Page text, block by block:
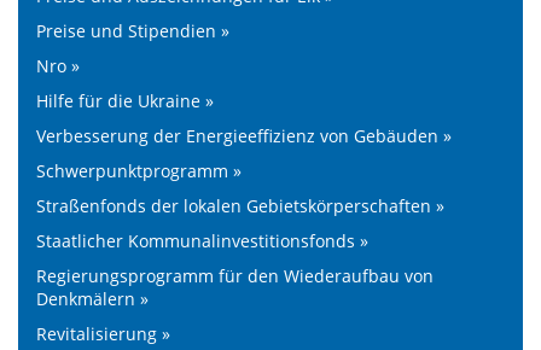
Preise und Stipendien »
Nro »
Hilfe für die Ukraine »
Verbesserung der Energieeffizienz von Gebäuden »
Schwerpunktprogramm »
Straßenfonds der lokalen Gebietskörperschaften »
Staatlicher Kommunalinvestitionsfonds »
Regierungsprogramm für den Wiederaufbau von
Denkmälern »
Revitalisierung »